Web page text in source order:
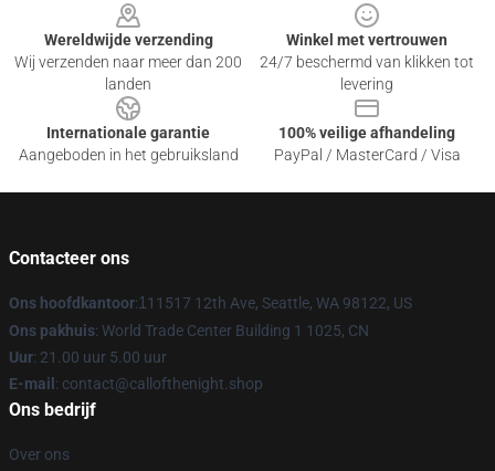
Wereldwijde verzending
Wij verzenden naar meer dan 200
landen
Winkel met vertrouwen
24/7 beschermd van klikken tot
levering
Internationale garantie
Aangeboden in het gebruiksland
100% veilige afhandeling
PayPal / MasterCard / Visa
Contacteer ons
Ons hoofdkantoor:1 11517 12th Ave, Seattle, WA 98122, US
Ons pakhuis: World Trade Center Building 1 1025, CN
Uur: 21.00 uur 5.00 uur
E-mail : contact@callofthenight.shop
Ons bedrijf
Over ons